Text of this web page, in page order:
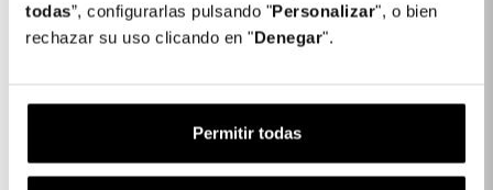
todas”, configurarlas pulsando "Personalizar", o bien
rechazar su uso clicando en "Denegar".
Permitir todas
Preto
Descrição